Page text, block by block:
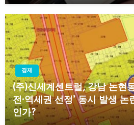
경제
(주)신세계센트럴, 강남 논현
전·역세권 선정’ 동시 발생
인가?